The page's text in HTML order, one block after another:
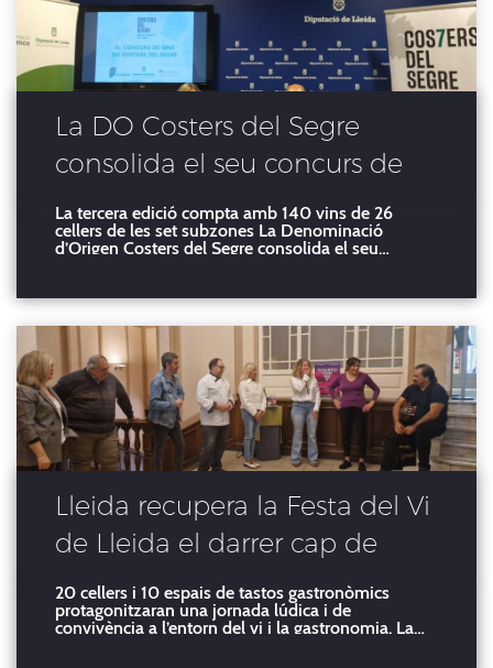
La DO Costers del Segre
consolida el seu concurs de
vins
La tercera edició compta amb 140 vins de 26
cellers de les set subzones La Denominació
d’Origen Costers del Segre consolida el seu
segons ha explicat la gerenta de la denominació,
Lleida recupera la Festa del Vi
de Lleida el darrer cap de
setmana d’octubre
20 cellers i 10 espais de tastos gastronòmics
protagonitzaran una jornada lúdica i de
convivència a l’entorn del vi i la gastronomia. La